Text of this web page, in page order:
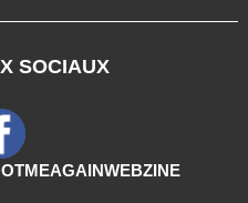
SOCIAUX